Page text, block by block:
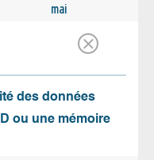
mai
des données
ou une mémoire